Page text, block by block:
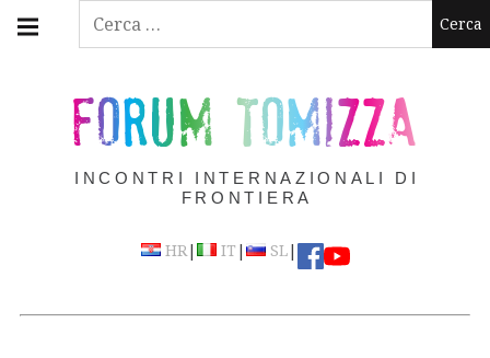
Ricerca
Skip
FORUM TOMIZZA
INCONTRI INTERNAZIONALI DI
FRONTIERA
HR| IT | SL|
navigation